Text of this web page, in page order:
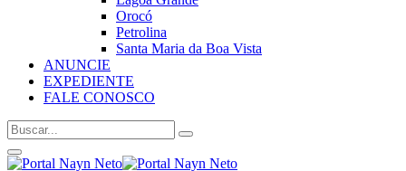
Orocó
Petrolina
Santa Maria da Boa Vista
ANUNCIE
EXPEDIENTE
FALE CONOSCO